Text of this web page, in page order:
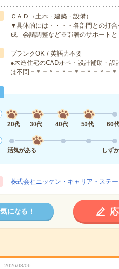
ＣＡＤ（土木・建築・設備）
▼具体的には・・・・各部門との打
成、会議調整など※部署のサポート
ブランクOK / 英語力不要
●木造住宅のCADオペ・設計補助・設
は不問＝＊＝＊＝＊＝＊＝＊＝＊＝
20代
30代 40代 50代 60代
活気がある
しずか
株式会社ニッケン・キャリア・ステ
気になる！
2026/08/06